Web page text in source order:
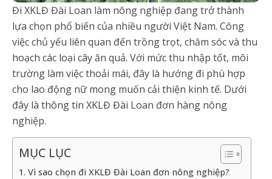
Đi XKLĐ Đài Loan làm nông nghiệp đang trở thành
lựa chọn phổ biến của nhiều người Việt Nam. Công
việc chủ yếu liên quan đến trồng trọt, chăm sóc và thu
hoạch các loại cây ăn quả. Với mức thu nhập tốt, môi
trường làm việc thoải mái, đây là hướng đi phù hợp
cho lao động nữ mong muốn cải thiện kinh tế. Dưới
đây là thông tin XKLĐ Đài Loan đơn hàng nông
nghiệp.
MỤC LỤC
1. Vì sao chọn đi XKLĐ Đài Loan đơn nông nghiệp?